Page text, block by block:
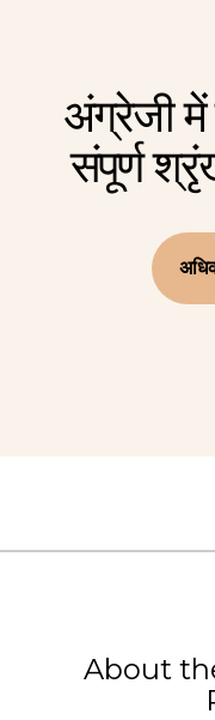
अंग्रेजी में
संपूर्ण
About